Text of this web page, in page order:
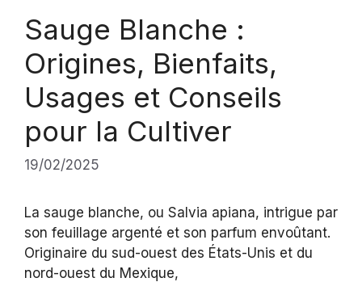
Sauge Blanche :
Origines, Bienfaits,
Usages et Conseils
pour la Cultiver
19/02/2025
La sauge blanche, ou Salvia apiana, intrigue par
son feuillage argenté et son parfum envoûtant.
Originaire du sud-ouest des États-Unis et du
nord-ouest du Mexique,